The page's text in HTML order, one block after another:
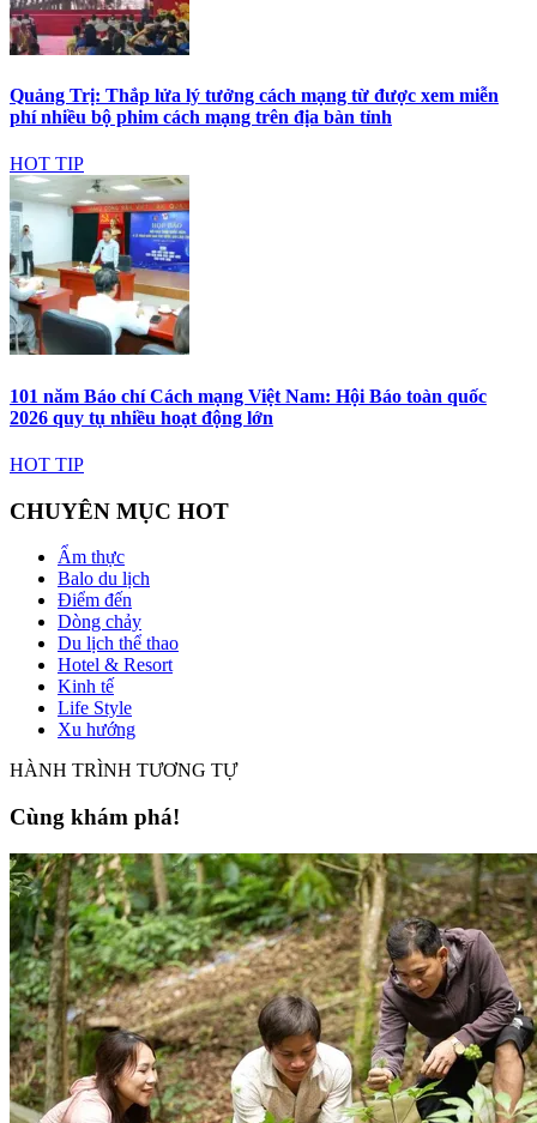
Quảng Trị: Thắp lửa lý tưởng cách mạng từ được xem miễn
phí nhiều bộ phim cách mạng trên địa bàn tỉnh
HOT TIP
101 năm Báo chí Cách mạng Việt Nam: Hội Báo toàn quốc
2026 quy tụ nhiều hoạt động lớn
HOT TIP
CHUYÊN MỤC HOT
Ẩm thực
Balo du lịch
Điểm đến
Dòng chảy
Du lịch thể thao
Hotel & Resort
Kinh tế
Life Style
Xu hướng
HÀNH TRÌNH TƯƠNG TỰ
Cùng khám phá!